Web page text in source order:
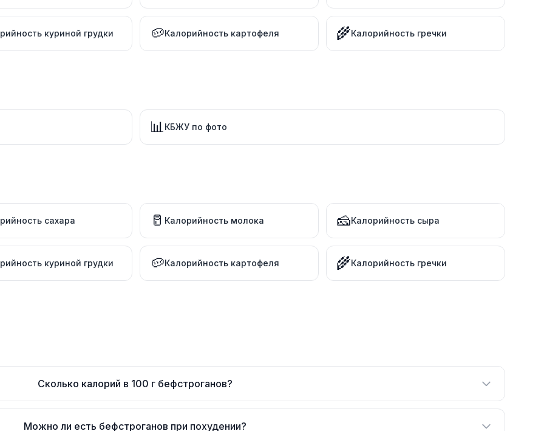
куриной грудки 🥔Калорийность картофеля 🌾Калорийность гречки
📊КБЖУ по фото
сахара 🥛 Калорийность молока 🧀Калорийность сыра
куриной грудки 🥔Калорийность картофеля 🌾Калорийность гречки
Сколько калорий в 100 г бефстроганов?
Можно ли есть бефстроганов при похудении?